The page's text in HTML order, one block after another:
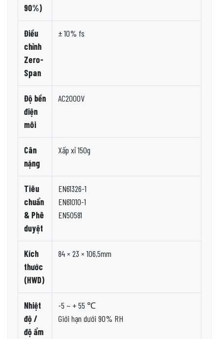
90%)
Điều
chỉnh
Zero-
Span
± 10% fs
Độ bền
điện
môi
AC2000V
Cân
nặng
Xấp xỉ 150g
Tiêu
chuẩn
& Phê
duyệt
EN61326-1
EN61010-1
EN50581
Kích
thước
(HWD)
84 × 23 × 106,5mm
Nhiệt
độ /
độ ẩm
-5 ~ + 55 ℃
Giới hạn dưới 90% RH